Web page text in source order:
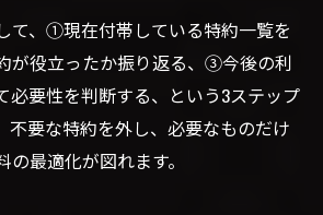
て、①現在付帯している特約一覧を
が役立ったか振り返る、③今後の利
必要性を判断する、という3ステップ
不要な特約を外し、必要なものだけ
最適化が図れます。